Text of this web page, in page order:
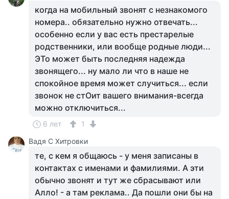
когда на мобильный звонят с незнакомого
номера.. обязательно нужно отвечать...
особенно если у вас есть престарелые
родственники, или вообще родные люди...
ЭТо может быть последняя надежда
звонящего... ну мало ли что в наше не
спокойное время может случиться... если
звонок не стОит вашего внимания-всегда
можно отключиться...
6 лет
1
Вадя С Хитровки
те, с кем я общаюсь - у меня записаны в
контактах с именами и фамилиями. А эти
обычно звонят и тут же сбрасывают или
Алло! - а там реклама.. Да пошли они бы на